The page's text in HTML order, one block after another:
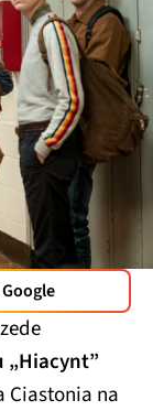
Ciastonia na